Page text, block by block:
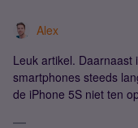
Alex
Leuk artikel. Daarnaast
smartphones steeds
de iPhone 5S niet ten